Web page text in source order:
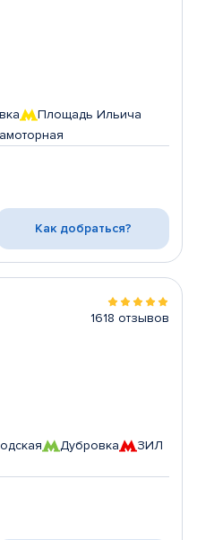
Площадь Ильича
Как добраться?
1618 отзывов
Дубровка
ЗИЛ